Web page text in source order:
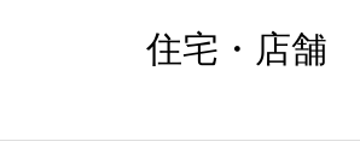
住宅・店舗